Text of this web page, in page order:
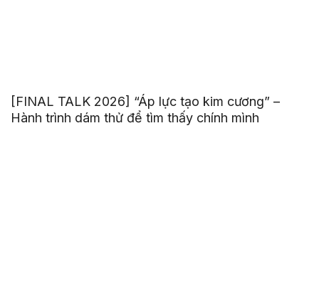
[FINAL TALK 2026] “Áp lực tạo kim cương” –
Hành trình dám thử để tìm thấy chính mình